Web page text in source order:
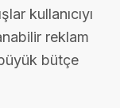
kullanıcıyı
reklam
bütçe